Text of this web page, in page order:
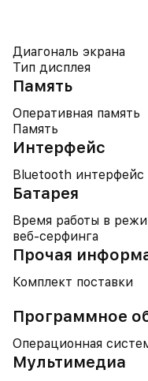
Диагональ экрана
Тип дисплея
Память
Оперативная память
Память
Интерфейс
Bluetooth интерфейс
Батарея
Время работы в
веб-серфинга
Прочая
Комплект поставки
Программное
Операционная
Мультимедиа